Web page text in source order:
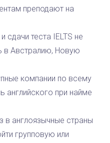
преподают на
сдачи теста IELTS не
в Австралию, Новую
компании по всему
английского при найме
в англоязычные страны
групповую или